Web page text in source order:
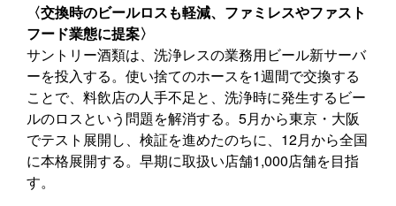
〈交換時のビールロスも軽減、ファミレスやファスト
フード業態に提案〉
サントリー酒類は、洗浄レスの業務用ビール新サーバ
ーを投入する。使い捨てのホースを1週間で交換する
ことで、料飲店の人手不足と、洗浄時に発生するビー
ルのロスという問題を解消する。5月から東京・大阪
でテスト展開し、検証を進めたのちに、12月から全国
に本格展開する。早期に取扱い店舗1,000店舗を目指
す。